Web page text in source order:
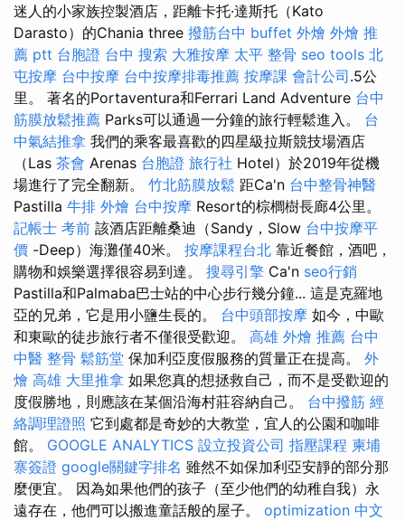
迷人的小家族控製酒店，距離卡托·達斯托（Kato
Darasto）的Chania three 撥筋台中 buffet 外燴 外燴 推
薦 ptt 台胞證 台中 搜索 大雅按摩 太平 整骨 seo tools 北
屯按摩 台中按摩 台中按摩排毒推薦 按摩課 會計公司.5公
里。 著名的Portaventura和Ferrari Land Adventure 台中
筋膜放鬆推薦 Parks可以通過一分鐘的旅行輕鬆進入。 台
中氣結推拿 我們的乘客最喜歡的四星級拉斯競技場酒店
（Las 茶會 Arenas 台胞證 旅行社 Hotel）於2019年從機
場進行了完全翻新。 竹北筋膜放鬆 距Ca'n 台中整骨神醫
Pastilla 牛排 外燴 台中按摩 Resort的棕櫚樹長廊4公里。
記帳士 考前 該酒店距離桑迪（Sandy，Slow 台中按摩平
價 -Deep）海灘僅40米。 按摩課程台北 靠近餐館，酒吧，
購物和娛樂選擇很容易到達。 搜尋引擎 Ca'n seo行銷
Pastilla和Palmaba巴士站的中心步行幾分鐘... 這是克羅地
亞的兄弟，它是用小鹽生長的。 台中頭部按摩 如今，中歐
和東歐的徒步旅行者不僅很受歡迎。 高雄 外燴 推薦 台中
中醫 整骨 鬆筋堂 保加利亞度假服務的質量正在提高。 外
燴 高雄 大里推拿 如果您真的想拯救自己，而不是受歡迎的
度假勝地，則應該在某個沿海村莊容納自己。 台中撥筋 經
絡調理證照 它到處都是奇妙的大教堂，宜人的公園和咖啡
館。 GOOGLE ANALYTICS 設立投資公司 指壓課程 柬埔
寨簽證 google關鍵字排名 雖然不如保加利亞安靜的部分那
麼便宜。 因為如果他們的孩子（至少他們的幼稚自我）永
遠存在，他們可以搬進童話般的屋子。 optimization 中文